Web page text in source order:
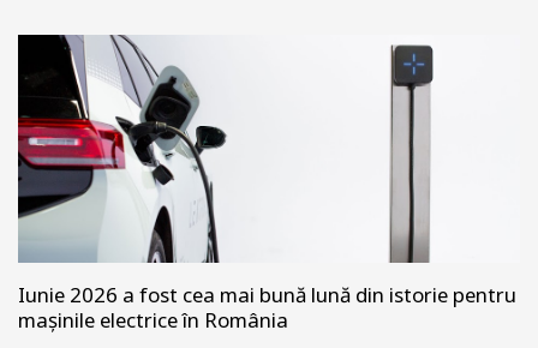
Iunie 2026 a fost cea mai bună lună din istorie pentru
mașinile electrice în România